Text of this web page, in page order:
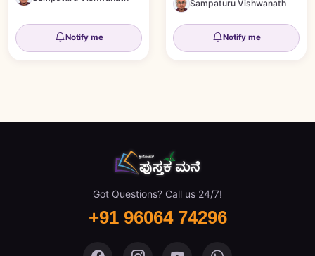
Notify me
Sampaturu Vishwanath
Notify me
Got Questions? Call us 24/7!
+91 96064 74296